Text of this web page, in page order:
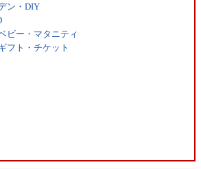
ン・DIY
ビー・マタニティ
フト・チケット